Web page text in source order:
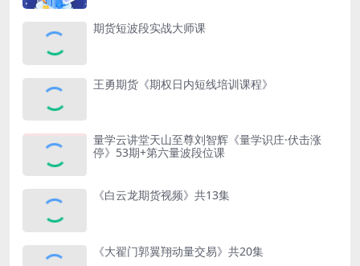
期货短波段实战大师课
王勇期货《期权日内短线培训课程》
量学云讲堂天山至尊刘智辉《量学识庄·伏击涨
停》53期+第六量波段位课
《白云龙期货视频》共13集
《大翟门郭翼翔动量交易》共20集